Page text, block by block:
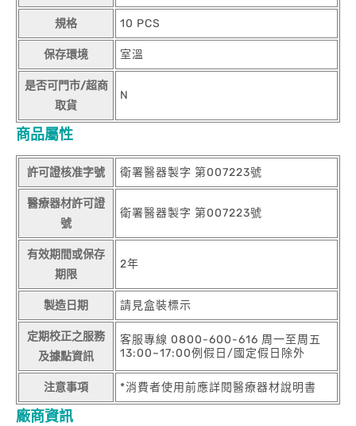
規格 10 PCS
保存環境 室溫
是否可門市/超商
取貨
N
商品屬性
許可證核准字號 衛署醫器製字 第007223號
醫療器材許可證
號
衛署醫器製字 第007223號
有效期間或保存
期限
2年
製造日期 請見盒裝標示
定期校正之服務
及據點資訊
客服專線 0800-600-616 周一至周五
13:00~17:00例假日/國定假日除外
注意事項 *消費者使用前應詳閱醫療器材說明書
廠商資訊